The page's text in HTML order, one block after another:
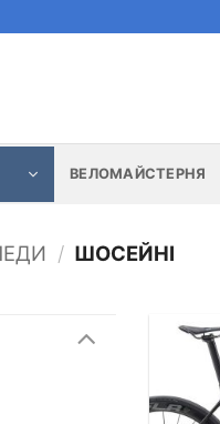
ВЕЛОМАЙСТЕРНЯ
/ ШОСЕЙНІ